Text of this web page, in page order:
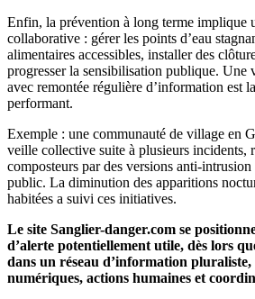
Enfin, la prévention à long terme implique
collaborative : gérer les points d’eau
alimentaires accessibles, installer des
progresser la sensibilisation publique. Une
avec remontée régulière d’information est
performant.
Exemple : une communauté de village en
veille collective suite à plusieurs incidents,
composteurs par des versions anti-
public. La diminution des apparitions
habitées a suivi ces initiatives.
Le site Sanglier-danger.com se
d’alerte potentiellement utile, dès lors
dans un réseau d’information pluraliste,
numériques, actions humaines et